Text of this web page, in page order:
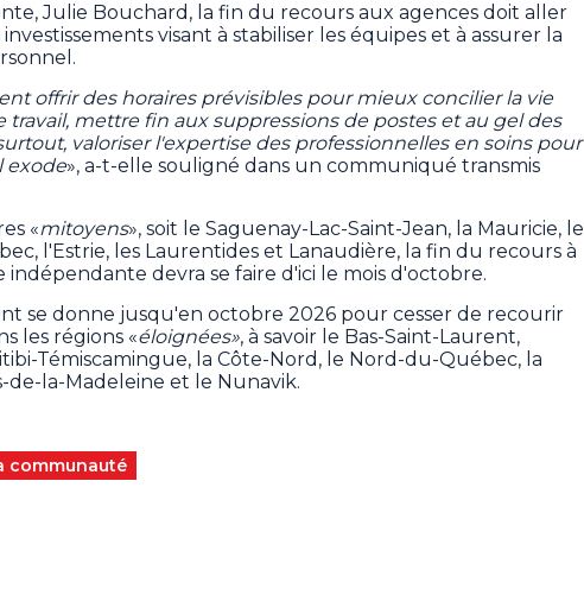
Julie Bouchard, la fin du recours aux agences doit aller
visant à stabiliser les équipes et à assurer la
offrir des horaires prévisibles pour mieux concilier la vie
travail, mettre fin aux suppressions de postes et au gel des
valoriser l'expertise des professionnelles en soins pour
exode», a-t-elle souligné dans un communiqué transmis
«mitoyens», soit le Saguenay-Lac-Saint-Jean, la Mauricie, le
l'Estrie, les Laurentides et Lanaudière, la fin du recours à
devra se faire d'ici le mois d'octobre.
se donne jusqu'en octobre 2026 pour cesser de recourir
les régions «éloignées», à savoir le Bas-Saint-Laurent,
Témiscamingue, la Côte-Nord, le Nord-du-Québec, la
de-la-Madeleine et le Nunavik.
communauté